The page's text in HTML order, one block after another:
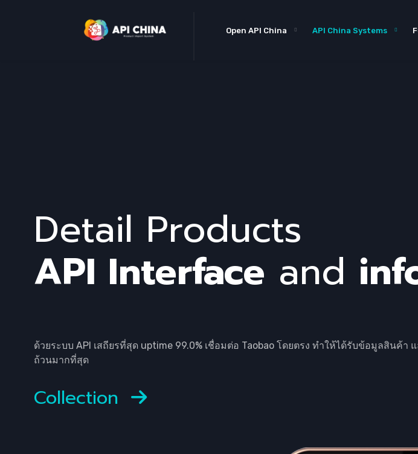
Open API China API China Systems
Detail Products
API Interface and
ด้วยระบบ API เสถียรที่สุด uptime 99.0% เชื่อมต่อ Taobao โดยตรง ทำให้ได้รับข้อมูลสินค้า
ถ้วนมากที่สุด
Collection